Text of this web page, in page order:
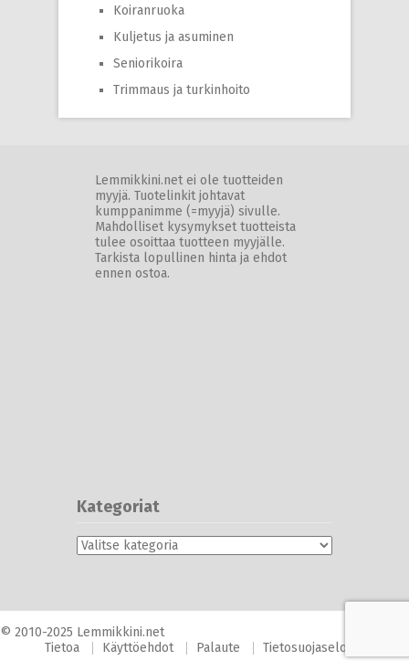
Koiranruoka
Kuljetus ja asuminen
Seniorikoira
Trimmaus ja turkinhoito
Lemmikkini.net ei ole tuotteiden
myyjä. Tuotelinkit johtavat
kumppanimme (=myyjä) sivulle.
Mahdolliset kysymykset tuotteista
tulee osoittaa tuotteen myyjälle.
Tarkista lopullinen hinta ja ehdot
ennen ostoa.
Kategoriat
Kategoriat
© 2010-2025 Lemmikkini.net
Tietoa
Käyttöehdot Palaute Tietosuojaseloste